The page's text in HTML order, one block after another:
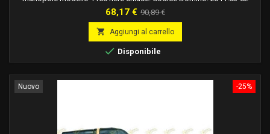
Materiale supporto: Alluminio Finitura supporto: Verniciato Colore:
Nero Corsa Max: 50 mm Rapidità: 1,9 °/mm Tipo Cavo: Mono Cavo
Prezzo
68,17 € Prezzo
base
90,89 €
 Aggiungi al carrello
 Disponibile
-25%
Nuovo